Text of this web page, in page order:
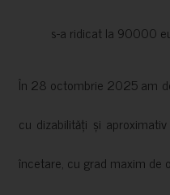
s-a ridicat la 90000
În 28 octombrie 2025 am
cu dizabilități și
încetare, cu grad maxim de